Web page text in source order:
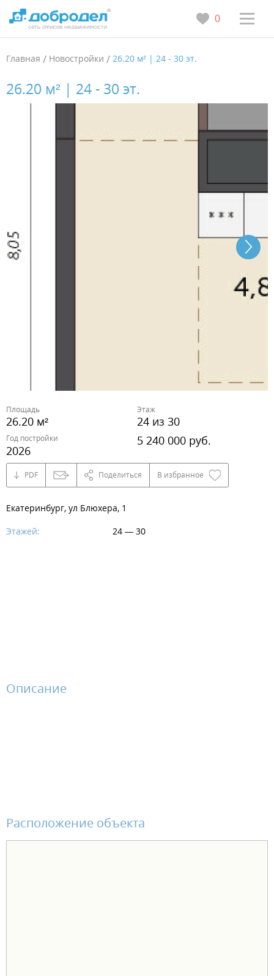
0
Главная / Новостройки / 26.20 м² | 24 - 30 эт.
26.20 м² | 24 - 30 эт.
Площадь
26.20 м²
Этаж
24 из 30
Год постройки
2026
5 240 000 руб.
PDF Поделиться В избранное
Екатеринбург, ул Блюхера, 1
Этажей:
24 — 30
Описание
Расположение объекта